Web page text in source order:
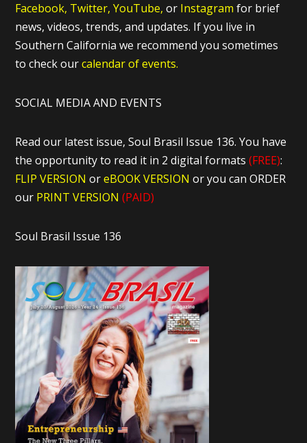
Facebook, Twitter, YouTube, or Instagram for brief
news, videos, trends, and updates. If you live in
Southern California we recommend you sometimes
to check ourcalendar of events.
SOCIAL MEDIA AND EVENTS
Read our latest issue, Soul Brasil Issue 136. You have
the opportunity to read it in 2 digital formats(FREE):
FLIP VERSION oreBOOK VERSIONor you can ORDER
our PRINT VERSION (PAID)
Soul Brasil Issue 136